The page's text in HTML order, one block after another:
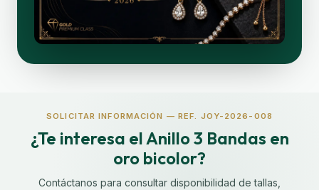
SOLICITAR INFORMACIÓN — REF. JOY-2026-008
¿Te interesa el Anillo 3 Bandas en
oro bicolor?
Contáctanos para consultar disponibilidad de tallas,